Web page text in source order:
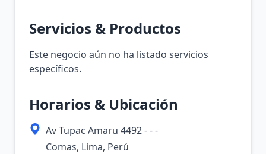
Servicios & Productos
Este negocio aún no ha listado servicios
específicos.
Horarios & Ubicación
Av Tupac Amaru 4492 - - -
Comas, Lima, Perú